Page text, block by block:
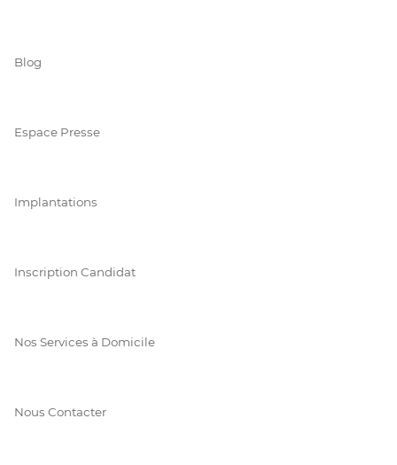
Blog
Espace Presse
Implantations
Inscription Candidat
Nos Services à Domicile
Nous Contacter